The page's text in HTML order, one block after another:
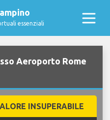
essenziali
Aeroporto Rome
INSUPERABILE